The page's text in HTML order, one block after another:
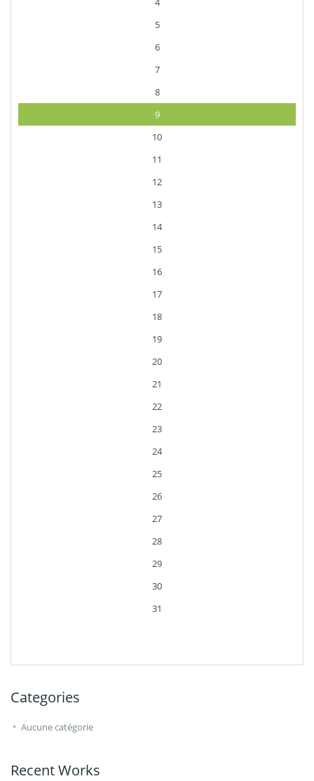
5
6
7
8
9
10
11
12
13
14
15
16
17
18
19
20
21
22
23
24
25
26
27
28
29
30
31
Categories
Aucune catégorie
Recent Works